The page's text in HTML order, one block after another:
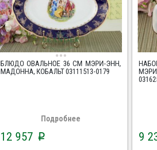
БЛЮДО ОВАЛЬНОЕ 36 СМ МЭРИ-ЭНН,
МАДОННА, КОБАЛЬТ 03111513-0179
Подробнее
12 957 p 9